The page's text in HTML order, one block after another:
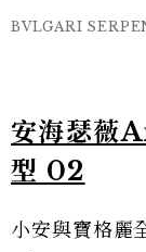
BVLGARI
安海瑟薇
型 02
小安與寶格